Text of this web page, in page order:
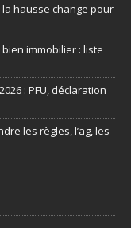
la hausse change pour
immobilier : liste
: PFU, déclaration
les règles, l’ag, les